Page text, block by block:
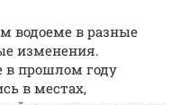
водоеме в разные
изменения.
в прошлом году
в местах,